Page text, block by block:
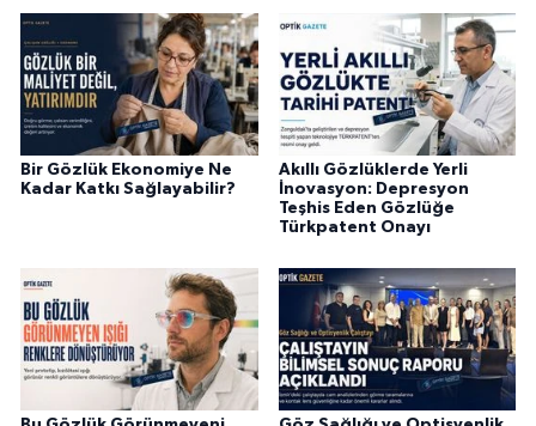
Bir Gözlük Ekonomiye Ne
Kadar Katkı Sağlayabilir?
Akıllı Gözlüklerde Yerli
İnovasyon: Depresyon
Teşhis Eden Gözlüğe
Türkpatent Onayı